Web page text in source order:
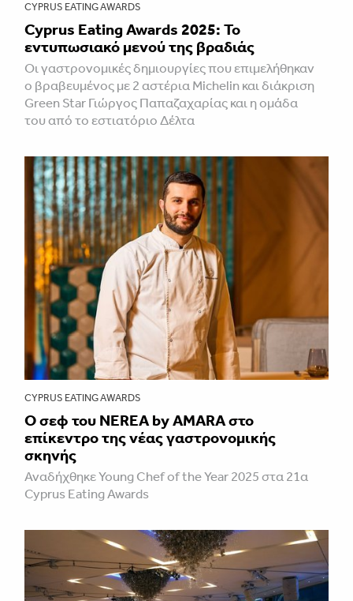
CYPRUS EATING AWARDS
Cyprus Eating Awards 2025: Το
εντυπωσιακό μενού της βραδιάς
Οι γαστρονομικές δημιουργίες που επιμελήθηκαν
ο βραβευμένος με 2 αστέρια Michelin και διάκριση
Green Star Γιώργος Παπαζαχαρίας και η ομάδα
του από το εστιατόριο Δέλτα
CYPRUS EATING AWARDS
Ο σεφ του NEREA by AMARA στο
επίκεντρο της νέας γαστρονομικής
σκηνής
Αναδήχθηκε Young Chef of the Year 2025 στα 21α
Cyprus Eating Awards